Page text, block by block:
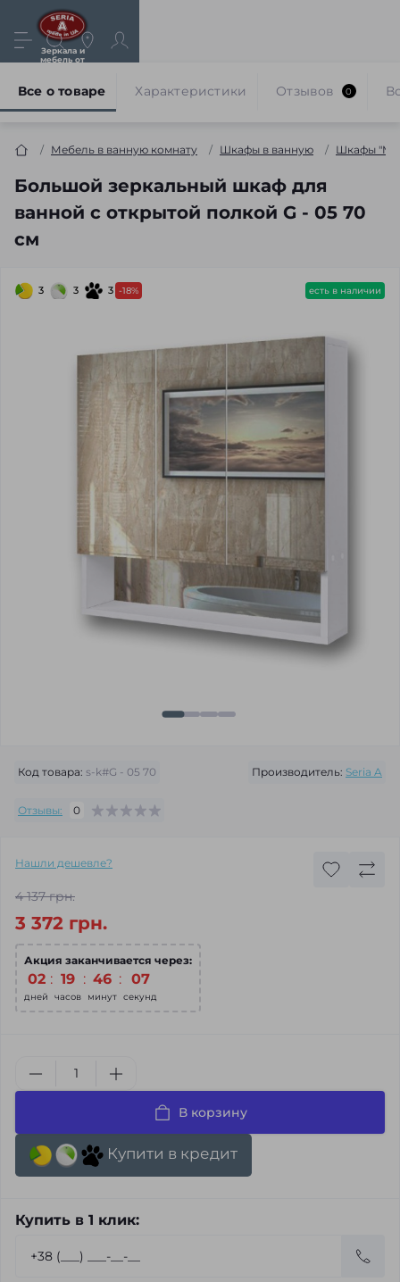
Зеркала и
мебель от
Мебель в ванную комнату Шкафы в ванную Шкафы
Большой зеркальный шкаф для
ванной с открытой полкой G - 05 70
см
Все о товаре Характеристики Отзывов 0
3 3 3 -18% есть в наличии
Код товара: s-k#G - 05 70 Производитель: Seria A
Отзывы: 0
Нашли дешевле?
4 137 грн.
3 372 грн.
Акция заканчивается через:
02
дней
19
часов
46
минут
06
секунд
В корзину
Купити в кредит
Купить в 1 клик: